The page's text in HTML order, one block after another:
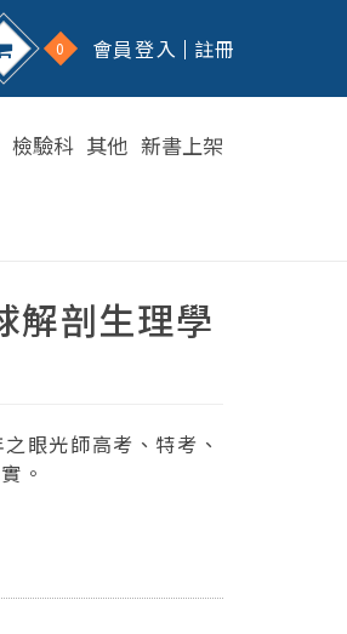
0 會員登入 註冊
檢驗科 其他 新書上架
解剖生理學
眼光師高考、特考、
。